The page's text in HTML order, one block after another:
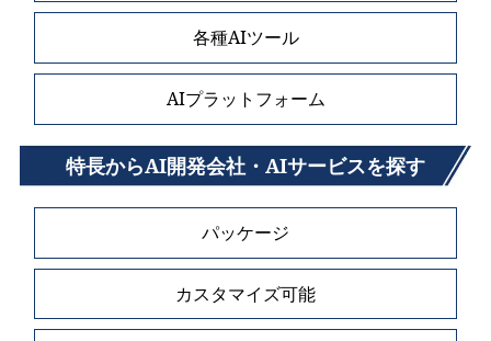
各種AIツール
AIプラットフォーム
特長からAI開発会社・AIサービスを探す
パッケージ
カスタマイズ可能